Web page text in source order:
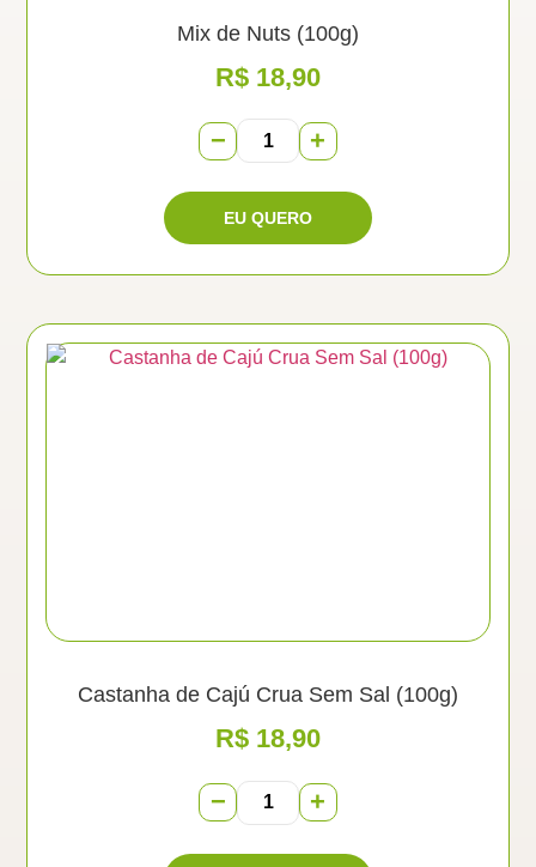
Mix de Nuts (100g)
R$ 18,90
− +
Castanha de Cajú Crua Sem Sal (100g)
R$ 18,90
− +